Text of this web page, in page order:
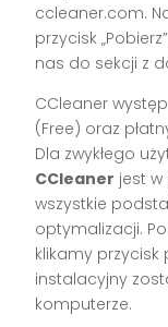
ccleaner.com.
przycisk
nas do sekcji z
CCleaner
(Free) oraz
Dla zwykłego
CCleaner jest w
wszystkie
optymalizacji.
klikamy przycisk
instalacyjny
komputerze.